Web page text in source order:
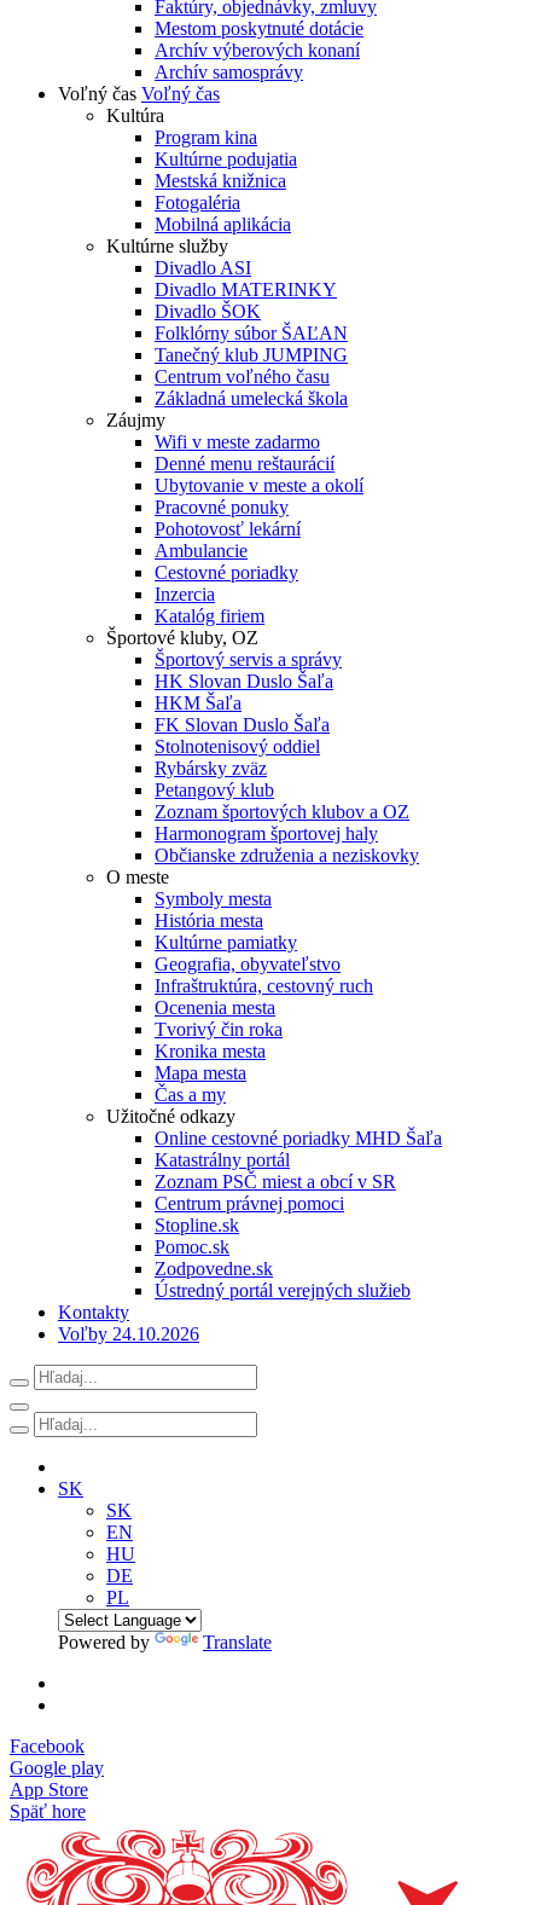
Faktúry, objednávky, zmluvy
Mestom poskytnuté dotácie
Archív výberových konaní
Archív samosprávy
Voľný čas Voľný čas
Kultúra
Program kina
Kultúrne podujatia
Mestská knižnica
Fotogaléria
Mobilná aplikácia
Kultúrne služby
Divadlo ASI
Divadlo MATERINKY
Divadlo ŠOK
Folklórny súbor ŠAĽAN
Tanečný klub JUMPING
Centrum voľného času
Základná umelecká škola
Záujmy
Wifi v meste zadarmo
Denné menu reštaurácií
Ubytovanie v meste a okolí
Pracovné ponuky
Pohotovosť lekární
Ambulancie
Cestovné poriadky
Inzercia
Katalóg firiem
Športové kluby, OZ
Športový servis a správy
HK Slovan Duslo Šaľa
HKM Šaľa
FK Slovan Duslo Šaľa
Stolnotenisový oddiel
Rybársky zväz
Petangový klub
Zoznam športových klubov a OZ
Harmonogram športovej haly
Občianske združenia a neziskovky
O meste
Symboly mesta
História mesta
Kultúrne pamiatky
Geografia, obyvateľstvo
Infraštruktúra, cestovný ruch
Ocenenia mesta
Tvorivý čin roka
Kronika mesta
Mapa mesta
Čas a my
Užitočné odkazy
Online cestovné poriadky MHD Šaľa
Katastrálny portál
Zoznam PSČ miest a obcí v SR
Centrum právnej pomoci
Stopline.sk
Pomoc.sk
Zodpovedne.sk
Ústredný portál verejných služieb
Kontakty
Voľby 24.10.2026
SK
SK
EN
HU
DE
PL
Powered by Translate
Facebook
Google play
App Store
Späť hore